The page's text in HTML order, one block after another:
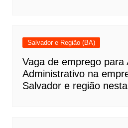
Salvador e Região (BA)
Vaga de emprego para
Administrativo na
Salvador e região